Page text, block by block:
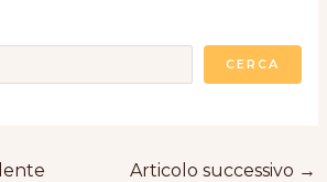
CERCA
Articolo successivo →